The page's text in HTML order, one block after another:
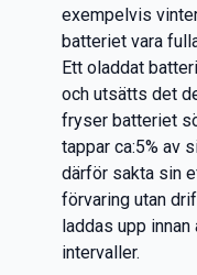
exempelvis
batteriet vara
Ett oladdat
och utsätts det
fryser batteriet
tappar ca:5% av
därför sakta sin
förvaring utan
laddas upp
intervaller.